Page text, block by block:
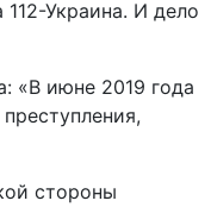
Украина. И дело
«В июне 2019 года
стороны